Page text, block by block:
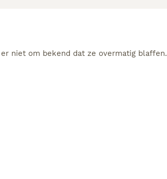
niet om bekend dat ze overmatig blaffen.